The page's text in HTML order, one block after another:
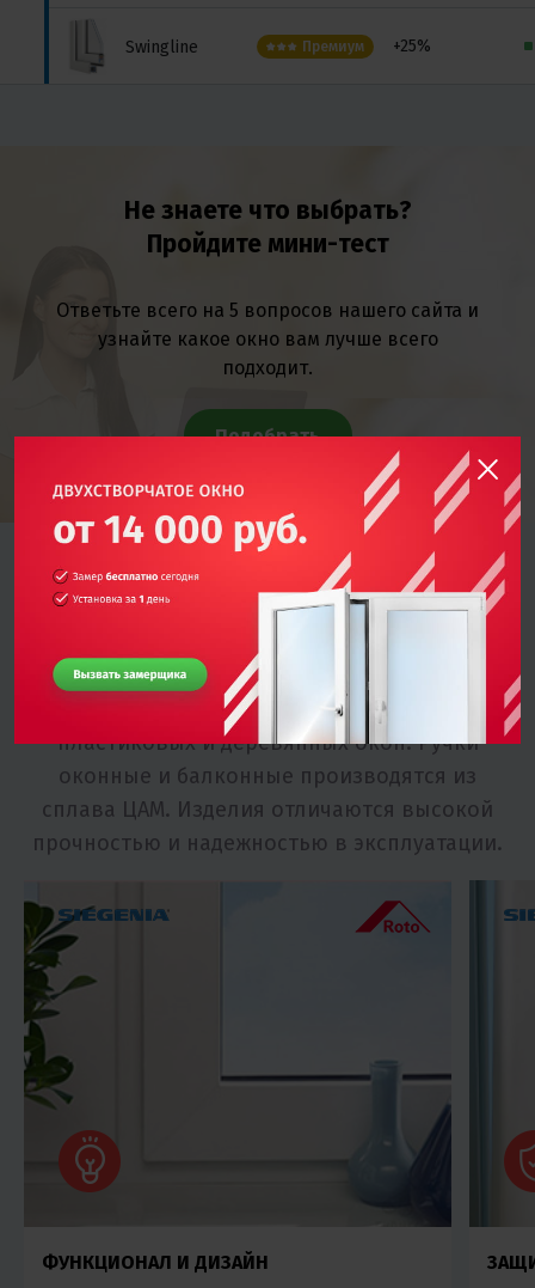
Swingline Премиум +25%
Не знаете что выбрать?
Пройдите мини-тест
Ответьте всего на 5 вопросов нашего сайта и
узнайте какое окно вам лучше всего
подходит.
Подобрать
Используем проверенную
фурнитуру
Вы можете купить оконную фурнитуру для
пластиковых и деревянных окон. Ручки
оконные и балконные производятся из
сплава ЦАМ. Изделия отличаются высокой
прочностью и надежностью в эксплуатации.
ФУНКЦИОНАЛ И ДИЗАЙН